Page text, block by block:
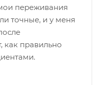
переживания
точные, и у меня
как правильно